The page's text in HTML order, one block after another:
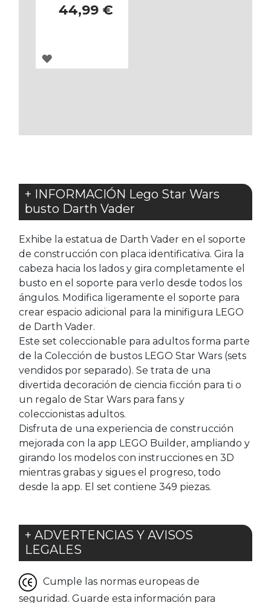
44,99 €
AGREGAR
+ INFORMACIÓN Lego Star Wars
busto Darth Vader
Exhibe la estatua de Darth Vader en el soporte
de construcción con placa identificativa. Gira la
cabeza hacia los lados y gira completamente el
busto en el soporte para verlo desde todos los
ángulos. Modifica ligeramente el soporte para
crear espacio adicional para la minifigura LEGO
de Darth Vader.
Este set coleccionable para adultos forma parte
de la Colección de bustos LEGO Star Wars (sets
vendidos por separado). Se trata de una
divertida decoración de ciencia ficción para ti o
un regalo de Star Wars para fans y
coleccionistas adultos.
Disfruta de una experiencia de construcción
mejorada con la app LEGO Builder, ampliando y
girando los modelos con instrucciones en 3D
mientras grabas y sigues el progreso, todo
desde la app. El set contiene 349 piezas.
+ ADVERTENCIAS Y AVISOS
LEGALES
Cumple las normas europeas de
seguridad. Guarde esta información para